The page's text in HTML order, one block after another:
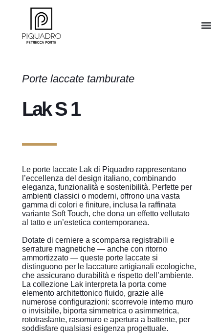
Porte laccate tamburate
Lak S 1
Le porte laccate Lak di Piquadro rappresentano
l’eccellenza del design italiano, combinando
eleganza, funzionalità e sostenibilità. Perfette per
ambienti classici o moderni, offrono una vasta
gamma di colori e finiture, inclusa la raffinata
variante Soft Touch, che dona un effetto vellutato
al tatto e un’estetica contemporanea.
Dotate di cerniere a scomparsa registrabili e
serrature magnetiche — anche con ritorno
ammortizzato — queste porte laccate si
distinguono per le laccature artigianali ecologiche,
che assicurano durabilità e rispetto dell’ambiente.
La collezione Lak interpreta la porta come
elemento architettonico fluido, grazie alle
numerose configurazioni: scorrevole interno muro
o invisibile, biporta simmetrica o asimmetrica,
rototraslante, rasomuro e apertura a battente, per
soddisfare qualsiasi esigenza progettuale.